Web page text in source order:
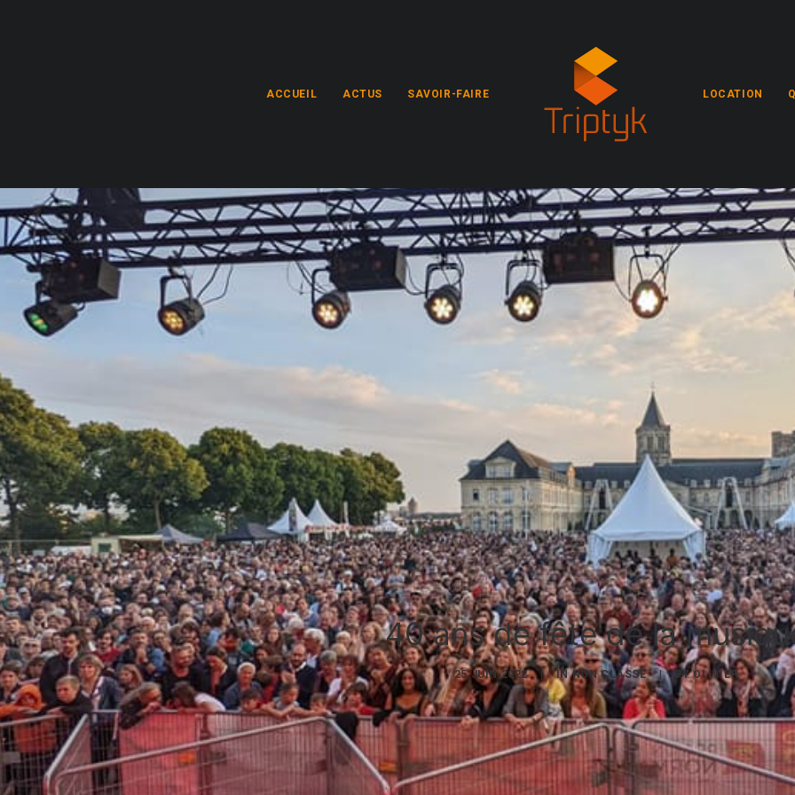
ACCUEIL ACTUS SAVOIR-FAIRE LOCATION
40 ans de fête de la
25 JUIN 2022 | INNON CLASSÉ | BYOLIVIER